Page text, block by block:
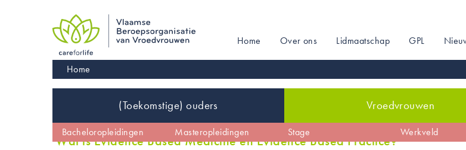
Main
navigation
Home Over ons Lidmaatschap GPL
Kruimelpad
Home
(Toekomstige) ouders
De vroedvrouw Kinderwens Zwangerschap Arbeid &
Vroedvrouwen
Vroedvrouw worden Wetgeving en code
Bacheloropleidingen Masteropleidingen Stage Werkveld
Wat is Evidence Based Medicine en Evidence Based Practice?